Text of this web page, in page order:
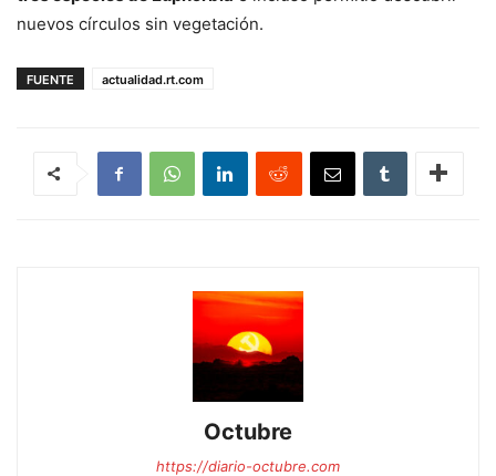
nuevos círculos sin vegetación.
FUENTE actualidad.rt.com
Octubre
https://diario-octubre.com